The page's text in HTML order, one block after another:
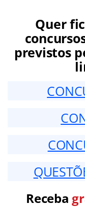
Quer
previstos
Receba